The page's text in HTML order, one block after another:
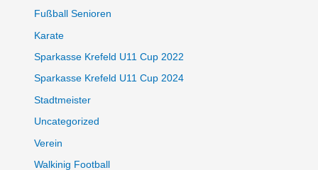
Fußball Senioren
Karate
Sparkasse Krefeld U11 Cup 2022
Sparkasse Krefeld U11 Cup 2024
Stadtmeister
Uncategorized
Verein
Walkinig Football